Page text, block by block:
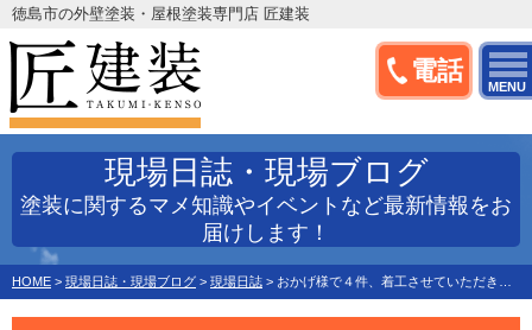
電話
MENU
徳島市の外壁塗装・屋根塗装専門店 匠建装
現場日誌・現場ブログ
塗装に関するマメ知識やイベントなど最新情報をお
届けします！
HOME > 現場日誌・現場ブログ > 現場日誌 > おかげ様で４件、着工させていただきました！